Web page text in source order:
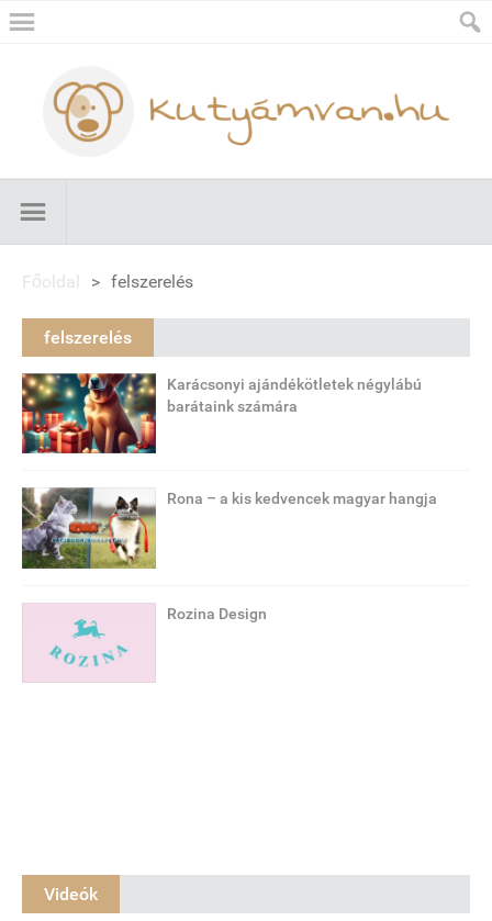
Főoldal > felszerelés
felszerelés
Karácsonyi ajándékötletek négylábú
barátaink számára
Rona – a kis kedvencek magyar hangja
Rozina Design
Videók